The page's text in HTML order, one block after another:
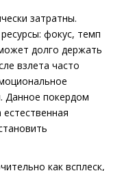
затратны.
фокус, темп
долго держать
взлета часто
Данное покердом
естественная
как всплеск,